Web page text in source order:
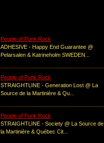
People of Punk Rock
ADHESIVE - Happy End Guarantee @
Pelarsalen & Katrineholm SWEDEN...
People of Punk Rock
STRAIGHTLINE - Generation Lost @ La
Source de la Martinière & Qu...
People of Punk Rock
STRAIGHTLINE - Society @ La Source de
la Martinière & Québec Cit...